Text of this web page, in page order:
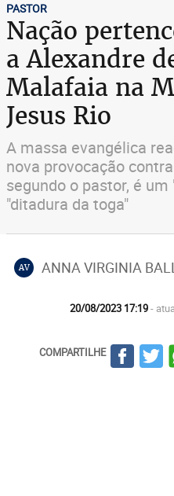
PASTOR
Nação
a Alexandre
Malafaia na
Jesus Rio
A massa evangélica
nova provocação
segundo o pastor, é
"ditadura da toga"
AV ANNA VIRGINIA
20/08/2023 17:19-
COMPARTILHE